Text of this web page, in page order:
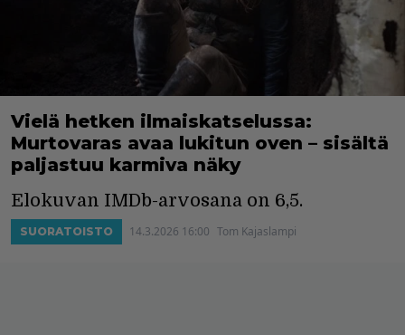
Vielä hetken ilmaiskatselussa:
Murtovaras avaa lukitun oven – sisältä
paljastuu karmiva näky
Elokuvan IMDb-arvosana on 6,5.
SUORATOISTO 14.3.2026 16:00 Tom Kajaslampi